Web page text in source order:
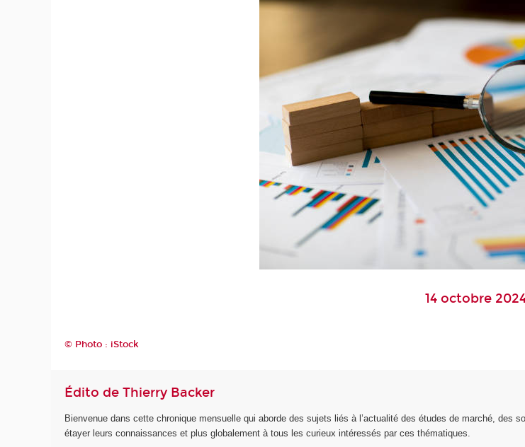
14 octobre
© Photo : iStock
Édito de Thierry Backer
Bienvenue dans cette chronique mensuelle qui aborde des sujets liés à l’actualité des études de marché,
étayer leurs connaissances et plus globalement à tous les curieux intéressés par ces thématiques.